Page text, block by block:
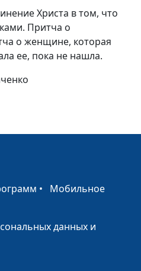
Ирина
Кириченко
Кириченко
миро
Кириченко
Христа в том, что
Притча о
о женщине, которая
ее, пока не нашла.
• Мобильное
данных и